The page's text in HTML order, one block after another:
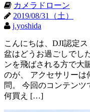
カメラドローン
2019/08/31（土）
j.yoshida
こんにちは、DJI認定
盆はどうお過ごしでし
ンを飛ばされる方で大
のが、 アクセサリーは
問。 今回のコンテン
何買え […]